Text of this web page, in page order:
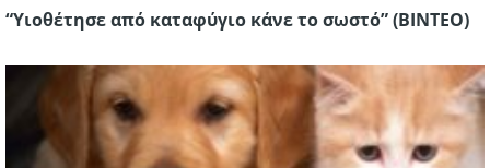
“Υιοθέτησε από καταφύγιο κάνε το σωστό” (ΒΙΝΤΕΟ)